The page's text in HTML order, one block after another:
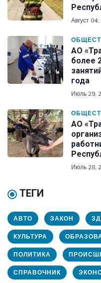
Август
АО
более
года
Июль 29,
АО
Июль 28,
ТЕГИ
АВТО ЗАКОН
КУЛЬТУРА
ПОЛИТИКА
СПРАВОЧНИК